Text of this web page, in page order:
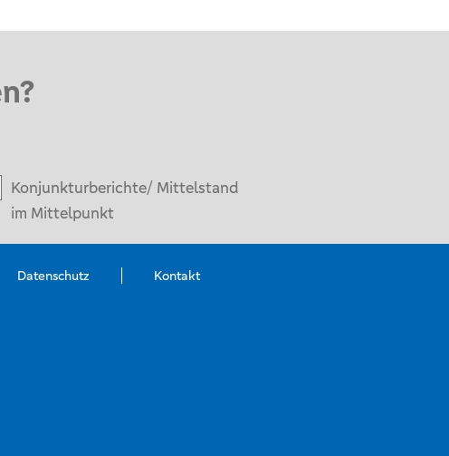
Konjunkturberichte/ Mittelstand
im Mittelpunkt
Datenschutz Kontakt